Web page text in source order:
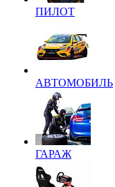
ПИЛОТ
АВТОМОБИЛЬ
ГАРАЖ